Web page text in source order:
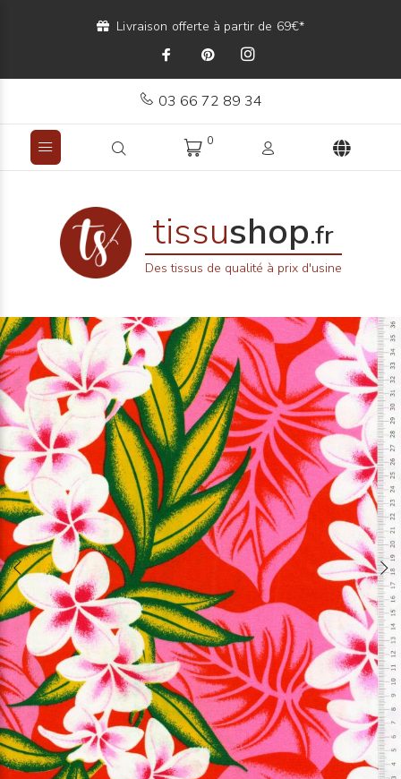
Livraison offerte à partir de 69€*
03 66 72 89 34
0
tissushop.fr
Des tissus de qualité à prix d'usine